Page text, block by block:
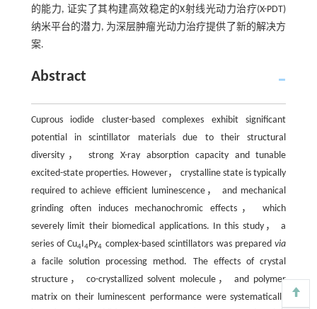
的能力, 证实了其构建高效稳定的X射线光动力治疗(X-PDT)
纳米平台的潜力, 为深层肿瘤光动力治疗提供了新的解决方
案.
Abstract
Cuprous iodide cluster-based complexes exhibit significant
potential in scintillator materials due to their structural
diversity， strong X-ray absorption capacity and tunable
excited-state properties. However， crystalline state is typically
required to achieve efficient luminescence， and mechanical
grinding often induces mechanochromic effects， which
severely limit their biomedical applications. In this study， a
series of Cu4I4Py4 complex-based scintillators was preparedvia
a facile solution processing method. The effects of crystal
structure， co-crystallized solvent molecule， and polymer
matrix on their luminescent performance were systematically